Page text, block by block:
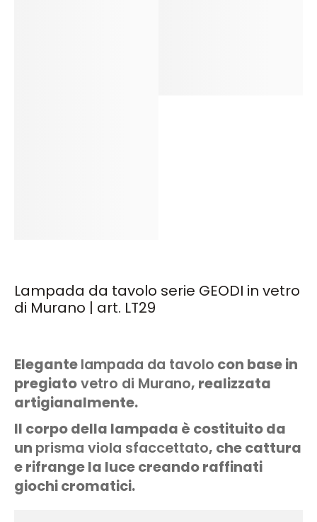
Lampada da tavolo serie GEODI in vetro
di Murano | art. LT29
Elegantelampada da tavolo con base in
pregiatovetro di Murano, realizzata
artigianalmente.
Il corpo della lampada è costituito da
un prisma viola sfaccettato, che cattura
e rifrange la luce creando raffinati
giochi cromatici.